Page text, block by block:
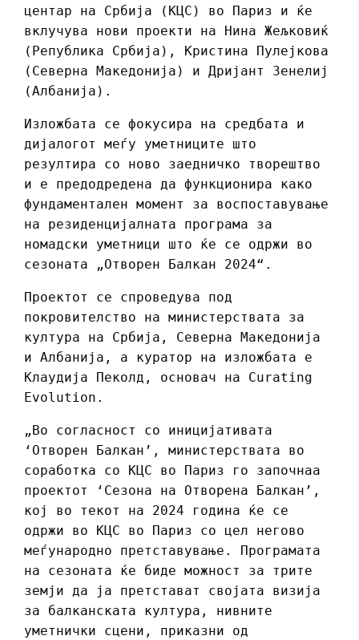
центар на Србија (КЦС) во Париз и ќе
вклучува нови проекти на Нина Жељковиќ
(Република Србија), Кристина Пулејкова
(Северна Македонија) и Дријант Зенелиј
(Албанија).
Изложбата се фокусира на средбата и
дијалогот меѓу уметниците што
резултира со ново заедничко творештво
и е предодредена да функционира како
фундаментален момент за воспоставување
на резиденцијалната програма за
номадски уметници што ќе се одржи во
сезоната „Отворен Балкан 2024“.
Проектот се спроведува под
покровителство на министерствата за
култура на Србија, Северна Македонија
и Албанија, а куратор на изложбата е
Клаудија Пеколд, основач на Curating
Evolution.
„Во согласност со иницијативата
‘Отворен Балкан’, министерствата во
соработка со КЦС во Париз го започнаа
проектот ‘Сезона на Отворена Балкан’,
кој во текот на 2024 година ќе се
одржи во КЦС во Париз со цел негово
меѓународно претставување. Програмата
на сезоната ќе биде можност за трите
земји да ја претстават својата визија
за балканската култура, нивните
уметнички сцени, приказни од